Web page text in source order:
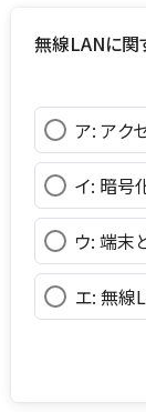
無線LANに関
ア: アク
イ: 暗号
ウ: 端末
エ: 無線